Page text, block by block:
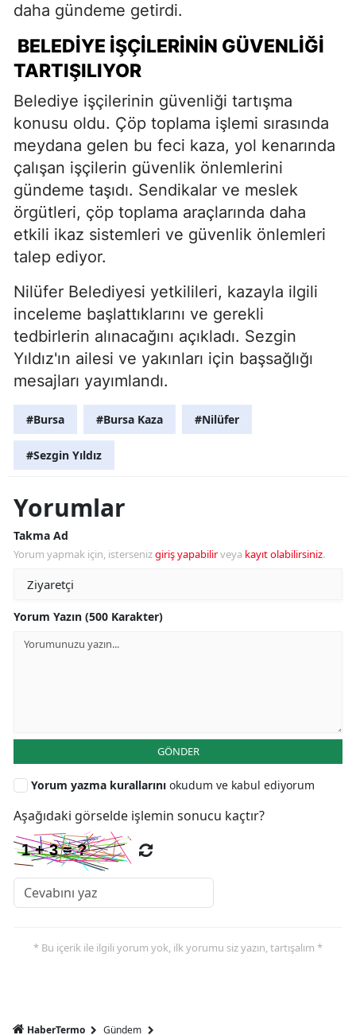
daha gündeme getirdi.
BELEDIYE İŞÇILERININ GÜVENLIĞI
TARTIŞILIYOR
Belediye işçilerinin güvenliği tartışma
konusu oldu. Çöp toplama işlemi sırasında
meydana gelen bu feci kaza, yol kenarında
çalışan işçilerin güvenlik önlemlerini
gündeme taşıdı. Sendikalar ve meslek
örgütleri, çöp toplama araçlarında daha
etkili ikaz sistemleri ve güvenlik önlemleri
talep ediyor.
Nilüfer Belediyesi yetkilileri, kazayla ilgili
inceleme başlattıklarını ve gerekli
tedbirlerin alınacağını açıkladı. Sezgin
Yıldız'ın ailesi ve yakınları için başsağlığı
mesajları yayımlandı.
#Bursa #Bursa Kaza #Nilüfer
#Sezgin Yıldız
Yorumlar
Takma Ad
Yorum yapmak için, istersenizgiriş yapabilirveya kayıt olabilirsiniz.
Yorum Yazın (500 Karakter)
GÖNDER
Yorum yazma kurallarını okudum ve kabul ediyorum
Aşağıdaki görselde işlemin sonucu kaçtır?
* Bu içerik ile ilgili yorum yok, ilk yorumu siz yazın, tartışalım *
HaberTermo Gündem